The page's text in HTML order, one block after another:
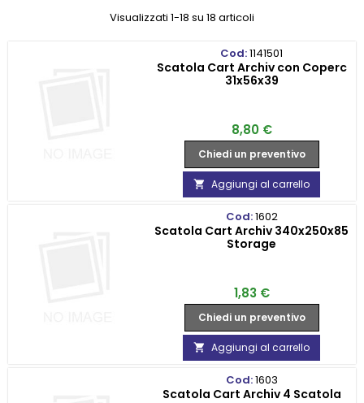
Visualizzati 1-18 su 18 articoli
Cod:1141501
Scatola Cart Archiv con Coperc
31x56x39
Prezzo
8,80 €
Chiedi un preventivo
 Aggiungi al carrello
Cod:1602
Scatola Cart Archiv 340x250x85
Storage
Prezzo
1,83 €
Chiedi un preventivo
 Aggiungi al carrello
Cod:1603
Scatola Cart Archiv 4 Scatola